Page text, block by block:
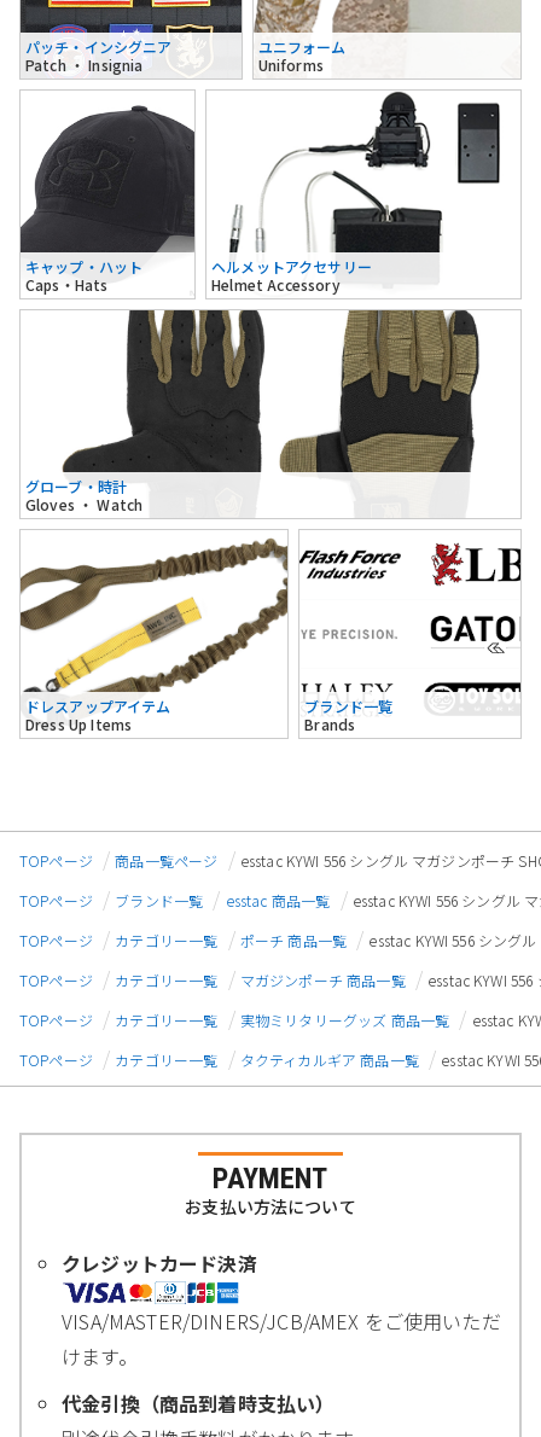
パッチ・インシグニア
Patch ・ Insignia
ユニフォーム
Uniforms
キャップ・ハット
Caps・Hats
ヘルメットアクセサリー
Helmet Accessory
グローブ・時計
Gloves ・ Watch
ドレスアップアイテム
Dress Up Items
ブランド一覧
Brands
TOPページ 商品一覧ページ
esstac KYWI 556 シングル マガジンポーチ
TOPページ
ブランド一覧 esstac 商品一覧
esstac KYWI 556 シングル
TOPページ
カテゴリー一覧 ポーチ 商品一覧
esstac KYWI 556 シング
TOPページ
カテゴリー一覧 マガジンポーチ 商品一覧
esstac KYWI
TOPページ
カテゴリー一覧 実物ミリタリーグッズ 商品一覧
esstac
TOPページ
カテゴリー一覧 タクティカルギア 商品一覧 esstac KYWI
PAYMENT
お支払い方法について
クレジットカード決済
VISA/MASTER/DINERS/JCB/AMEX をご使用いただ
けます。
代金引換（商品到着時支払い）